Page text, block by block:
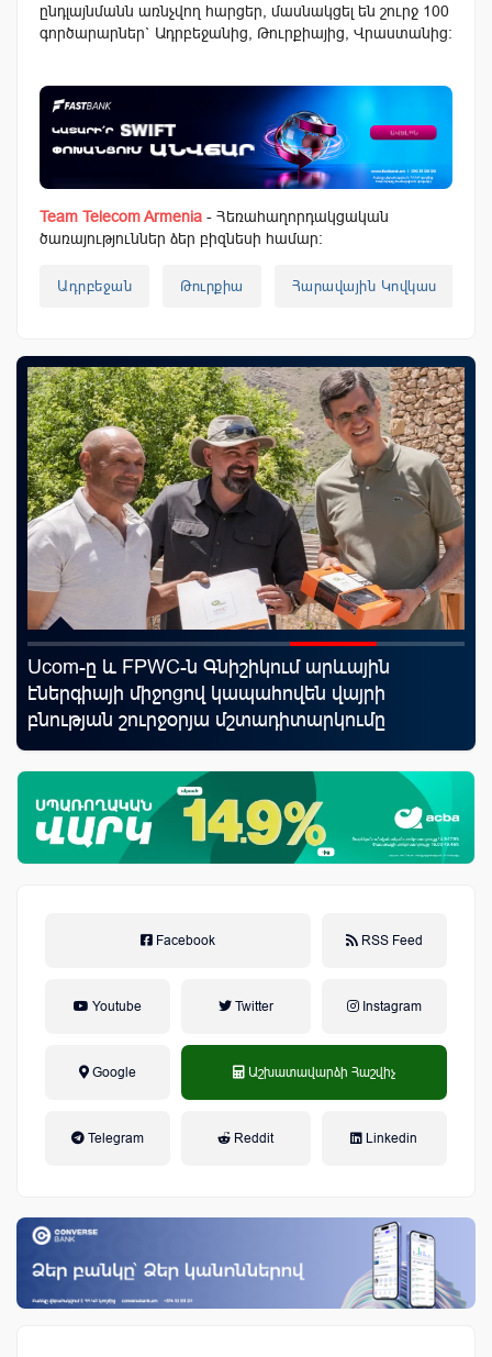
ընդլայնմանն առնչվող հարցեր, մասնակցել են շուրջ 100
գործարարներ` Ադրբեջանից, Թուրքիայից, Վրաստանից:
Team Telecom Armenia - Հեռահաղորդակցական
ծառայություններ ձեր բիզնեսի համար:
Ադրբեջան Թուրքիա Հարավային Կովկաս
Ucom-ը և FPWC-ն Գնիշիկում արևային
էներգիայի միջոցով կապահովեն վայրի
բնության շուրջօրյա մշտադիտարկումը
Facebook RSS Feed
Youtube Twitter Instagram
Google Աշխատավարձի Հաշվիչ
Telegram Reddit Linkedin